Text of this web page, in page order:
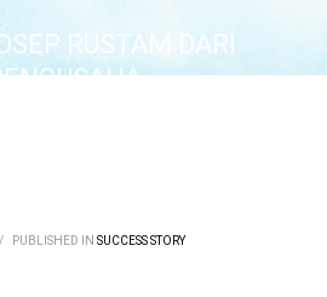
RUSTAM DARI
/ PUBLISHED IN SUCCESS STORY